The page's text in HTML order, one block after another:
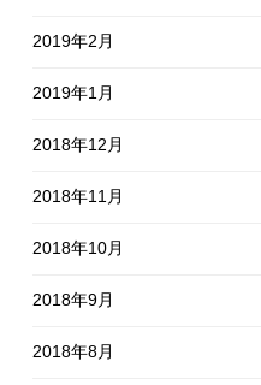
2019年2月
2019年1月
2018年12月
2018年11月
2018年10月
2018年9月
2018年8月